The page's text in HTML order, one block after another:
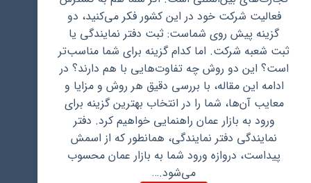
فعالیت شرکت خود در این کشور فکر می‌کنید، دو
گزینه پیش روی شماست: ثبت دفتر نمایندگی یا
ثبت شعبه شرکت. اما کدام گزینه برای شما مناسب‌تر
است؟ این دو روش چه تفاوت‌هایی با هم دارند؟ در
ادامه این مقاله، با بررسی دقیق هر روش و مزایا و
معایب آن‌ها، شما را در انتخاب بهترین گزینه برای
ورود به بازار عمان راهنمایی خواهیم کرد. دفتر
نمایندگی دفتر نمایندگی، همانطور که از اسمش
پیداست، دروازه ورود شما به بازار عمان محسوب
می‌شود.…